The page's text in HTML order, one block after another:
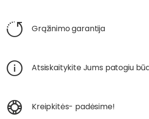
Grąžinimo garantija
Atsiskaitykite Jums patogiu
Kreipkitės- padėsime!